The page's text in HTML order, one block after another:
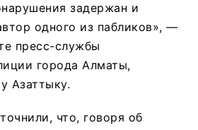
задержан и
одного из пабликов», —
пресс-службы
города Алматы,
Азаттыку.
что, говоря об